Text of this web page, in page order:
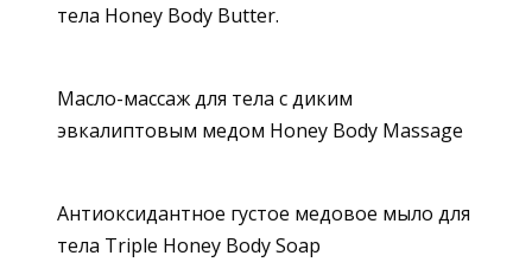
тела Honey Body Butter.
Масло-массаж для тела с диким
эвкалиптовым медом Honey Body Massage
Антиоксидантное густое медовое мыло для
тела Triple Honey Body Soap